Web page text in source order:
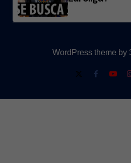
WordPress theme by